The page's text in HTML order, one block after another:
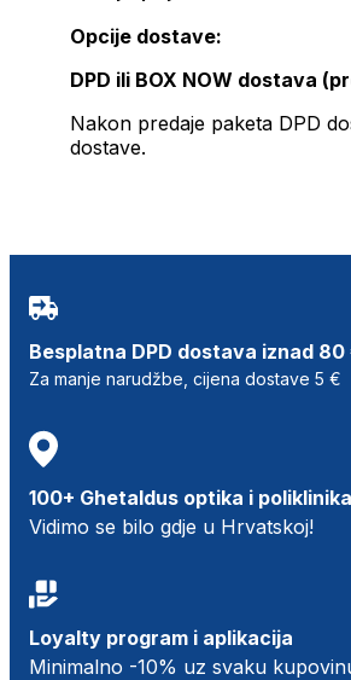
Opcije dostave:
DPD ili BOX NOW dostava
Nakon predaje paketa DPD
dostave.
Besplatna DPD dostava iznad 80
Za manje narudžbe, cijena dostave 5 €
100+ Ghetaldus optika i poliklinika
Vidimo se bilo gdje u Hrvatskoj!
Loyalty program i aplikacija
Minimalno -10% uz svaku